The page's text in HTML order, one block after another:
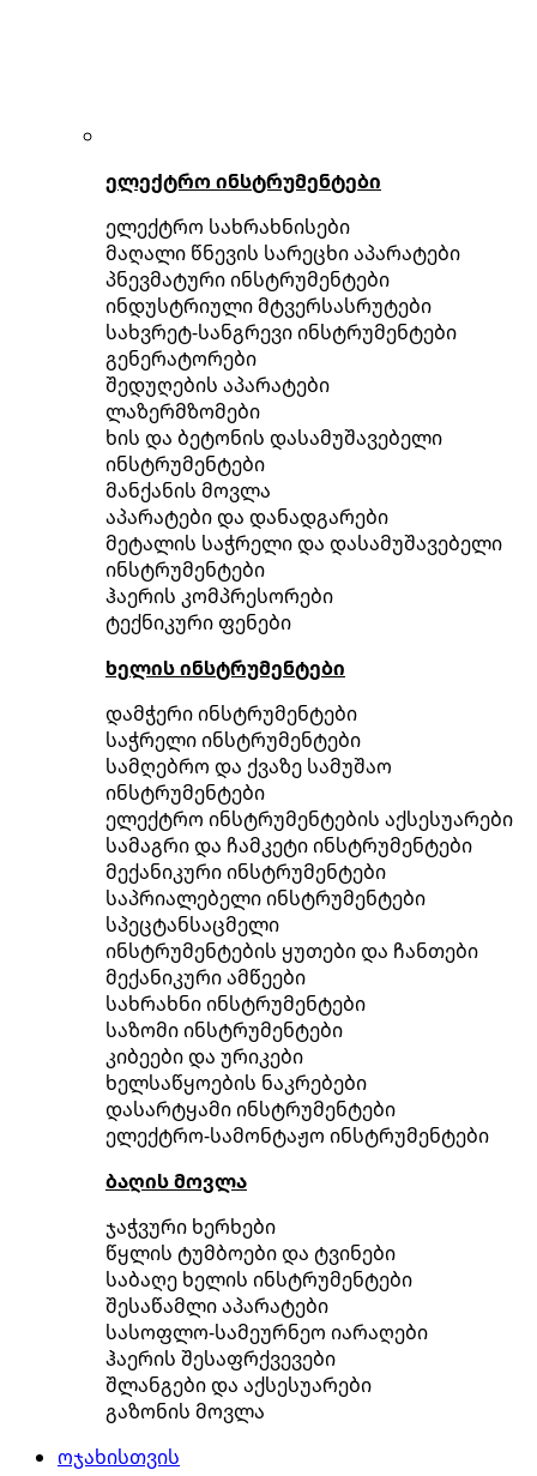
ელექტრო ინსტრუმენტები
ელექტრო სახრახნისები
მაღალი წნევის სარეცხი აპარატები
პნევმატური ინსტრუმენტები
ინდუსტრიული მტვერსასრუტები
სახვრეტ-სანგრევი ინსტრუმენტები
გენერატორები
შედუღების აპარატები
ლაზერმზომები
ხის და ბეტონის დასამუშავებელი
ინსტრუმენტები
მანქანის მოვლა
აპარატები და დანადგარები
მეტალის საჭრელი და დასამუშავებელი
ინსტრუმენტები
ჰაერის კომპრესორები
ტექნიკური ფენები
ხელის ინსტრუმენტები
დამჭერი ინსტრუმენტები
საჭრელი ინსტრუმენტები
სამღებრო და ქვაზე სამუშაო
ინსტრუმენტები
ელექტრო ინსტრუმენტების აქსესუარები
სამაგრი და ჩამკეტი ინსტრუმენტები
მექანიკური ინსტრუმენტები
საპრიალებელი ინსტრუმენტები
სპეცტანსაცმელი
ინსტრუმენტების ყუთები და ჩანთები
მექანიკური ამწეები
სახრახნი ინსტრუმენტები
საზომი ინსტრუმენტები
კიბეები და ურიკები
ხელსაწყოების ნაკრებები
დასარტყამი ინსტრუმენტები
ელექტრო-სამონტაჟო ინსტრუმენტები
ბაღის მოვლა
ჯაჭვური ხერხები
წყლის ტუმბოები და ტვინები
საბაღე ხელის ინსტრუმენტები
შესაწამლი აპარატები
სასოფლო-სამეურნეო იარაღები
ჰაერის შესაფრქვევები
შლანგები და აქსესუარები
გაზონის მოვლა
ოჯახისთვის